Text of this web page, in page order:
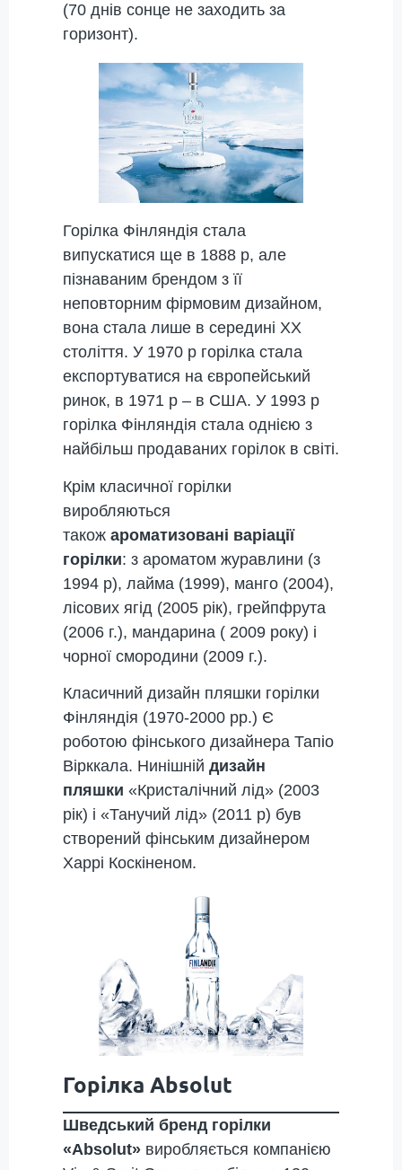
(70 днів сонце не заходить за
горизонт).
Горілка Фінляндія стала
випускатися ще в 1888 р, але
пізнаваним брендом з її
неповторним фірмовим дизайном,
вона стала лише в середині ХХ
століття. У 1970 р горілка стала
експортуватися на європейський
ринок, в 1971 р – в США. У 1993 р
горілка Фінляндія стала однією з
найбільш продаваних горілок в світі.
Крім класичної горілки
виробляються
також ароматизовані варіації
горілки: з ароматом журавлини (з
1994 р), лайма (1999), манго (2004),
лісових ягід (2005 рік), грейпфрута
(2006 г.), мандарина ( 2009 року) і
чорної смородини (2009 г.).
Класичний дизайн пляшки горілки
Фінляндія (1970-2000 рр.) Є
роботою фінського дизайнера Тапіо
Вірккала. Нинішній дизайн
пляшки «Кристалічний лід» (2003
рік) і «Танучий лід» (2011 р) був
створений фінським дизайнером
Харрі Коскіненом.
Горілка Absolut
Шведський бренд горілки
«Absolut» виробляється компанією